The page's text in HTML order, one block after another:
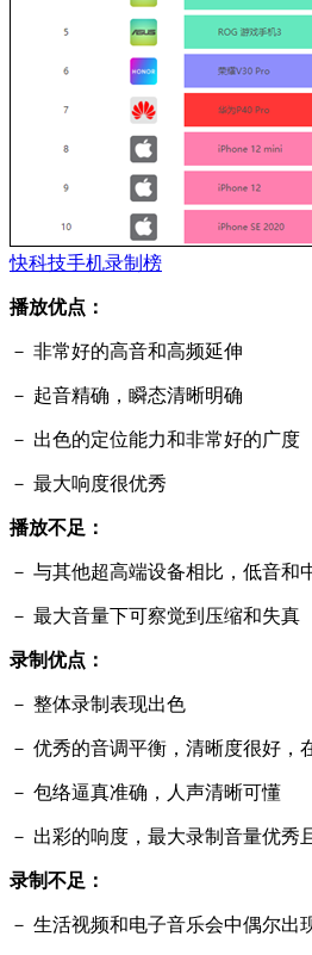
快科技手机录制榜
播放优点：
－ 非常好的高音和高频延伸
－ 起音精确，瞬态清晰明确
－ 出色的定位能力和非常好的广度
－ 最大响度很优秀
播放不足：
－ 与其他超高端设备相比，低音和
－ 最大音量下可察觉到压缩和失真
录制优点：
－ 整体录制表现出色
－ 优秀的音调平衡，清晰度很好，
－ 包络逼真准确，人声清晰可懂
－ 出彩的响度，最大录制音量优秀
录制不足：
－ 生活视频和电子音乐会中偶尔出